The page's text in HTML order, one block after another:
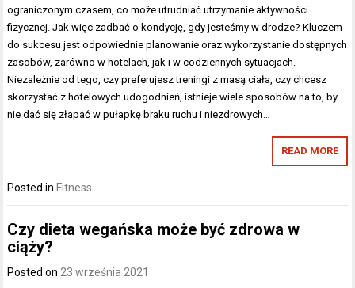
ograniczonym czasem, co może utrudniać utrzymanie aktywności
fizycznej. Jak więc zadbać o kondycję, gdy jesteśmy w drodze? Kluczem
do sukcesu jest odpowiednie planowanie oraz wykorzystanie dostępnych
zasobów, zarówno w hotelach, jak i w codziennych sytuacjach.
Niezależnie od tego, czy preferujesz treningi z masą ciała, czy chcesz
skorzystać z hotelowych udogodnień, istnieje wiele sposobów na to, by
nie dać się złapać w pułapkę braku ruchu i niezdrowych…
READ MORE
Posted in Fitness
Czy dieta wegańska może być zdrowa w
ciąży?
Posted on23 września 2021